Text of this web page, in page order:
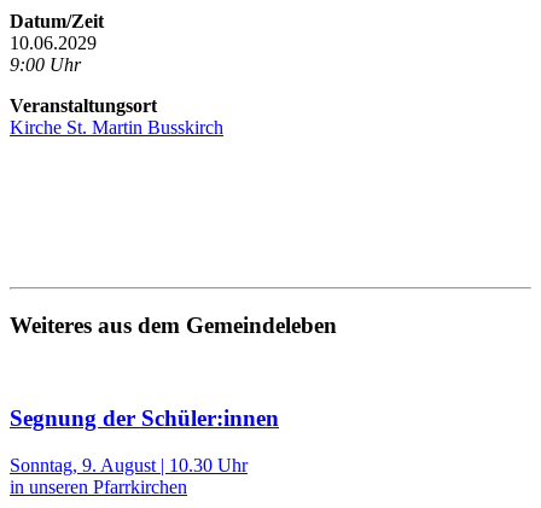
Datum/Zeit
10.06.2029
9:00 Uhr
Veranstaltungsort
Kirche St. Martin Busskirch
Weiteres aus dem Gemeindeleben
Segnung der Schüler:innen
Sonntag, 9. August | 10.30 Uhr
in unseren Pfarrkirchen